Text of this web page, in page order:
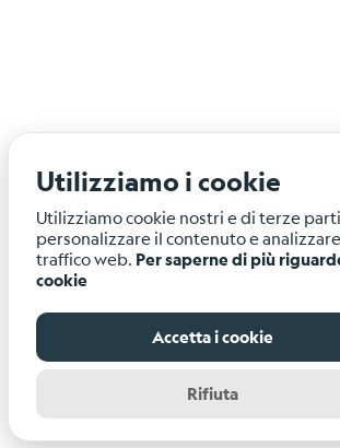
Utilizziamo i cookie
Utilizziamo cookie nostri e di terze
personalizzare il contenuto e
traffico web. Per saperne di più
cookie
Accetta i cookie
Rifiuta